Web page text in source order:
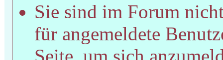
Sie sind im Forum
für angemeldete